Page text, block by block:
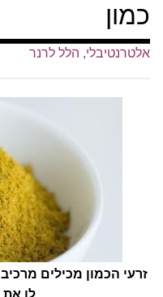
כמון
אלטרנטיבלי, הלל לרנר
זרעי הכמון מכילים
לו את